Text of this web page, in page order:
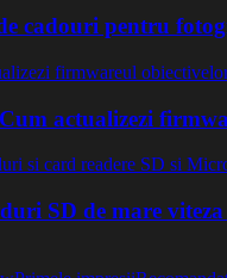
cadouri pentru
actualizezi
SD de mare